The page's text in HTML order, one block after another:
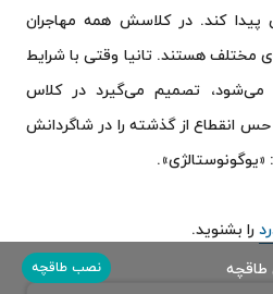
پیدا کند. در کلاسش همه مهاجران
مختلف هستند. تانیا وقتی با شرایط
می‌شود، تصمیم می‌گیرد در کلاس
حس انقطاع از گذشته را در شاگردانش
را بشنوید.
طاقچه
نصب طاقچه